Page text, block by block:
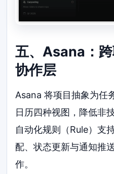
五、Asana：
协作层
Asana 将项目抽象为任
日历四种视图，降低非
自动化规则（Rule）支
配、状态更新与通知推
作。